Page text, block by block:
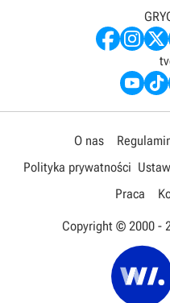
O nas
Polityka prywatności
Praca
Copyright © 2000 -